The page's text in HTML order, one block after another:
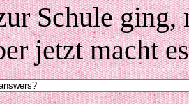
Schule ging,
jetzt macht